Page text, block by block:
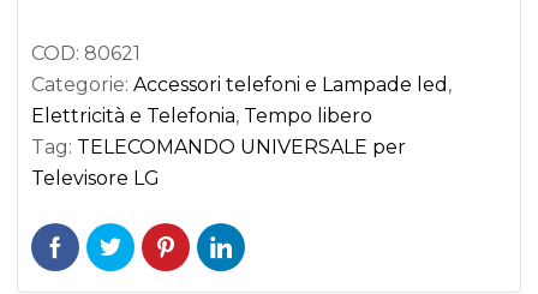
COD: 80621
Categorie: Accessori telefoni e Lampade led ,
Elettricità e Telefonia, Tempo libero
Tag: TELECOMANDO UNIVERSALE per
Televisore LG